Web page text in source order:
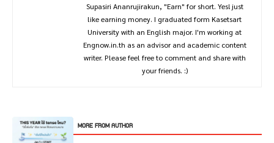
Supasiri Ananrujirakun, "Earn" for short. Yes! just
like earning money. I graduated form Kasetsart
University with an English major. I'm working at
Engnow.in.th as an advisor and academic content
writer. Please feel free to comment and share with
your friends. :)
RELATED ARTICLES MORE FROM AUTHOR